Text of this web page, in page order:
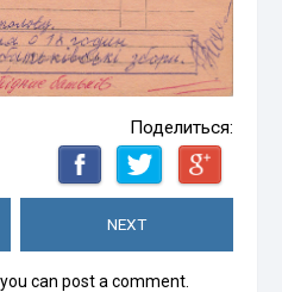
Поделиться:
NEXT
canpost a comment